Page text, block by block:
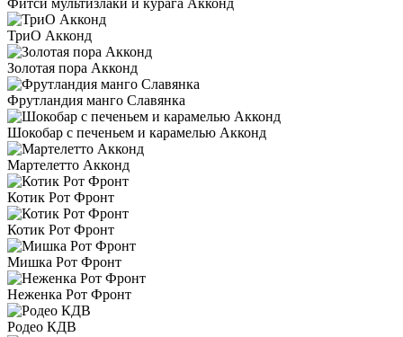
Фитси мультизлаки и курага Акконд
ТриО Акконд
Золотая пора Акконд
Фрутландия манго Славянка
Шокобар с печеньем и карамелью Акконд
Мартелетто Акконд
Котик Рот Фронт
Котик Рот Фронт
Мишка Рот Фронт
Неженка Рот Фронт
Родео КДВ